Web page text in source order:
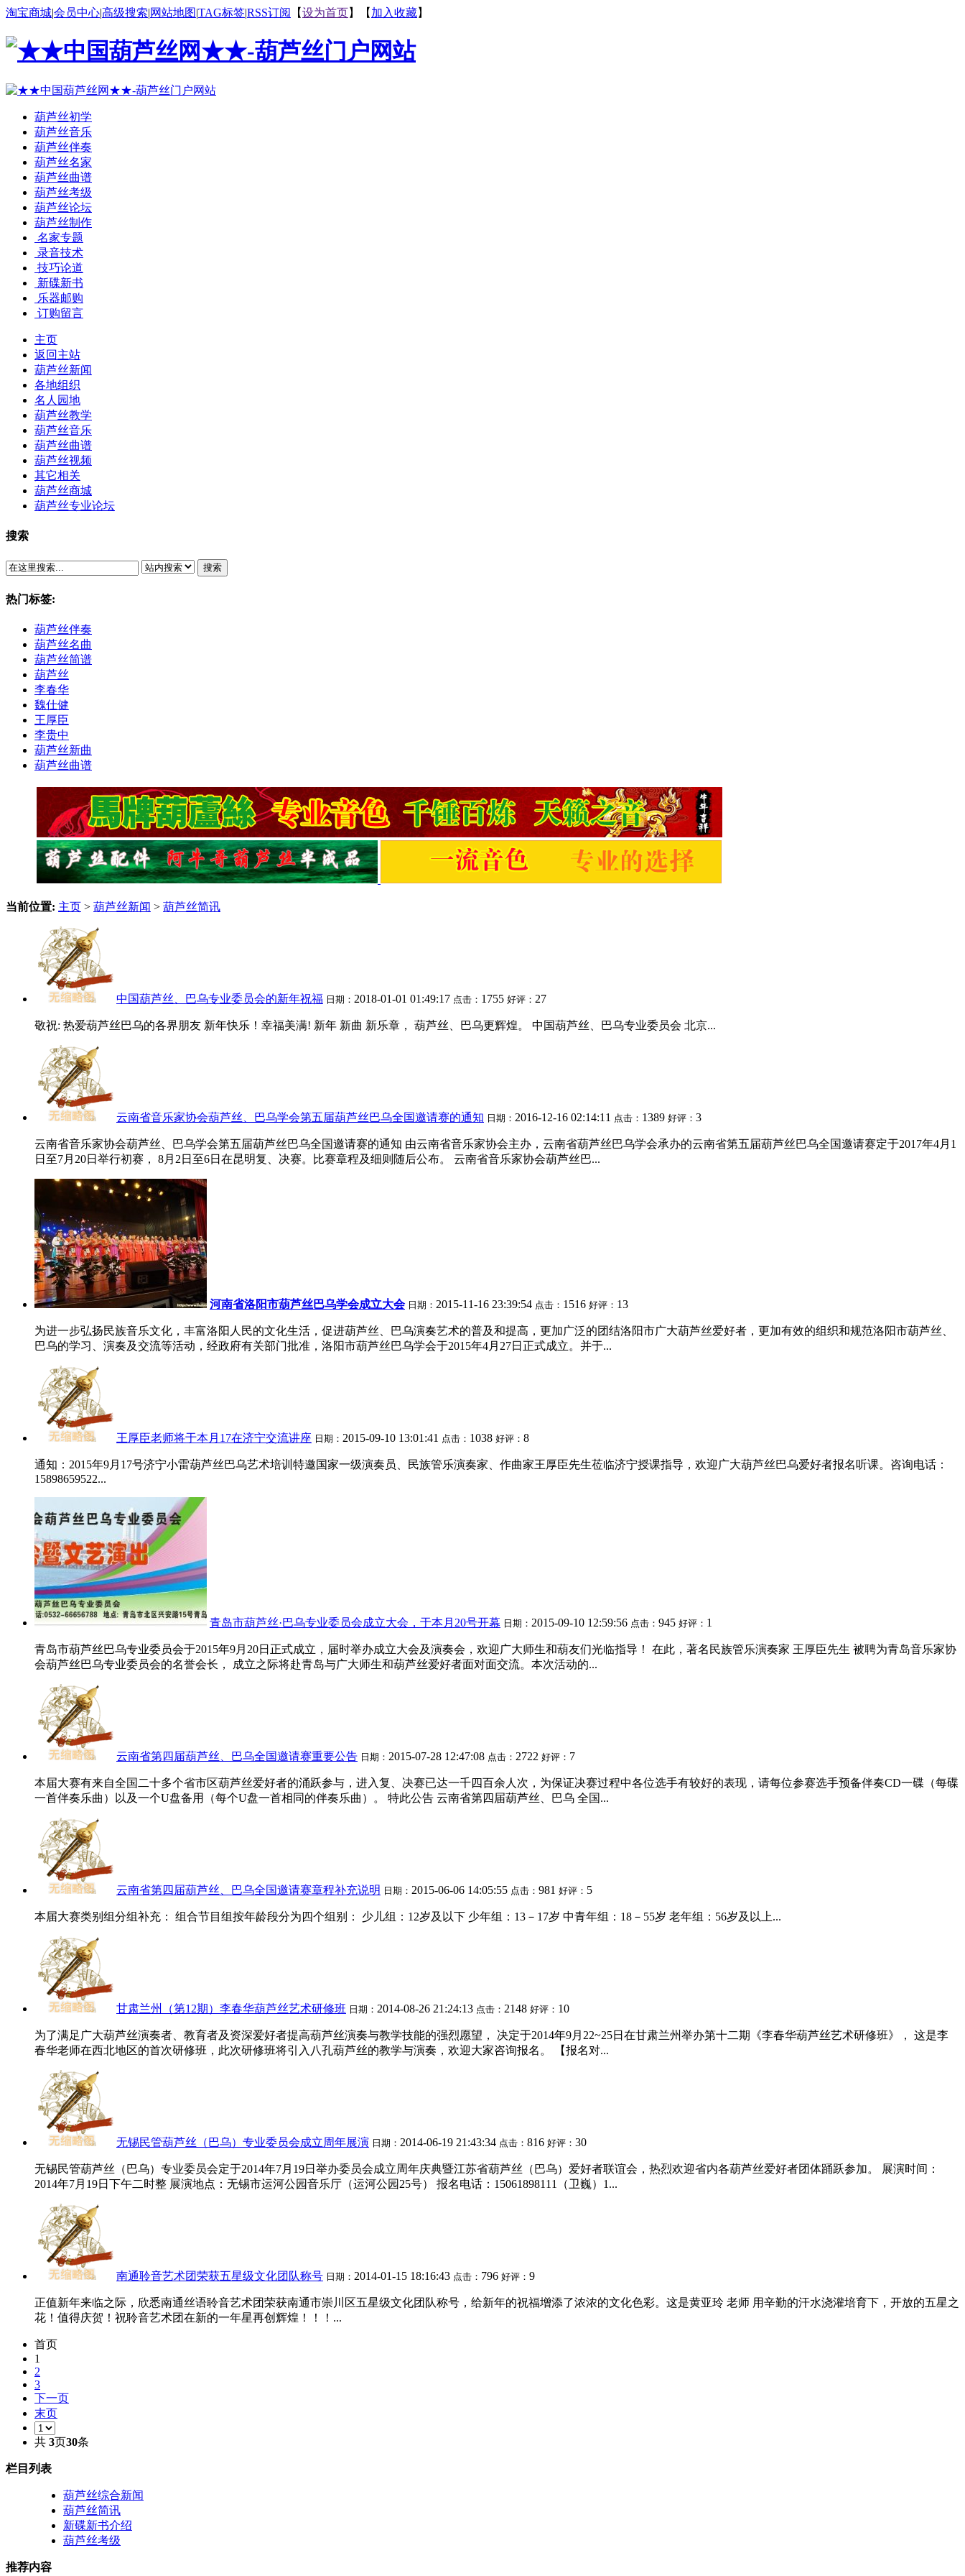
淘宝商城|会员中心|高级搜索|网站地图|TAG标签|RSS订阅 【设为首页】【 加入收藏】
葫芦丝初学
葫芦丝音乐
葫芦丝伴奏
葫芦丝名家
葫芦丝曲谱
葫芦丝考级
葫芦丝论坛
葫芦丝制作
名家专题
录音技术
技巧论道
新碟新书
乐器邮购
订购留言
主页
返回主站
葫芦丝新闻
各地组织
名人园地
葫芦丝教学
葫芦丝音乐
葫芦丝曲谱
葫芦丝视频
其它相关
葫芦丝商城
葫芦丝专业论坛
搜索
搜索
热门标签:
葫芦丝伴奏
葫芦丝名曲
葫芦丝简谱
葫芦丝
李春华
魏仕健
王厚臣
李贵中
葫芦丝新曲
葫芦丝曲谱
当前位置: 主页 > 葫芦丝新闻 > 葫芦丝简讯
中国葫芦丝、巴乌专业委员会的新年祝福 日期： 2018-01-01 01:49:17 点击： 1755 好评： 27
敬祝: 热爱葫芦丝巴乌的各界朋友 新年快乐！幸福美满! 新年 新曲 新乐章， 葫芦丝、巴乌更辉煌。 中国葫芦丝、巴乌专业委员会 北京...
云南省音乐家协会葫芦丝、巴乌学会第五届葫芦丝巴乌全国邀请赛的通知 日期： 2016-12-16 02:14:11 点击： 1389 好评： 3
云南省音乐家协会葫芦丝、巴乌学会第五届葫芦丝巴乌全国邀请赛的通知 由云南省音乐家协会主办，云南省葫芦丝巴乌学会承办的云南省第五届葫芦丝巴乌全国邀请赛定于2017年4月1
日至7月20日举行初赛， 8月2日至6日在昆明复、决赛。比赛章程及细则随后公布。 云南省音乐家协会葫芦丝巴...
河南省洛阳市葫芦丝巴乌学会成立大会 日期： 2015-11-16 23:39:54 点击： 1516 好评： 13
为进一步弘扬民族音乐文化，丰富洛阳人民的文化生活，促进葫芦丝、巴乌演奏艺术的普及和提高，更加广泛的团结洛阳市广大葫芦丝爱好者，更加有效的组织和规范洛阳市葫芦丝、
巴乌的学习、演奏及交流等活动，经政府有关部门批准，洛阳市葫芦丝巴乌学会于2015年4月27日正式成立。并于...
王厚臣老师将于本月17在济宁交流讲座 日期： 2015-09-10 13:01:41 点击： 1038 好评： 8
通知：2015年9月17号济宁小雷葫芦丝巴乌艺术培训特邀国家一级演奏员、民族管乐演奏家、作曲家王厚臣先生莅临济宁授课指导，欢迎广大葫芦丝巴乌爱好者报名听课。咨询电话：
15898659522...
青岛市葫芦丝·巴乌专业委员会成立大会，于本月20号开幕 日期： 2015-09-10 12:59:56 点击： 945 好评： 1
青岛市葫芦丝巴乌专业委员会于2015年9月20日正式成立，届时举办成立大会及演奏会，欢迎广大师生和葫友们光临指导！ 在此，著名民族管乐演奏家 王厚臣先生 被聘为青岛音乐家协
会葫芦丝巴乌专业委员会的名誉会长， 成立之际将赴青岛与广大师生和葫芦丝爱好者面对面交流。本次活动的...
云南省第四届葫芦丝、巴乌全国邀请赛重要公告 日期： 2015-07-28 12:47:08 点击： 2722 好评： 7
本届大赛有来自全国二十多个省市区葫芦丝爱好者的涌跃参与，进入复、决赛已达一千四百余人次，为保证决赛过程中各位选手有较好的表现，请每位参赛选手预备伴奏CD一碟（每碟
一首伴奏乐曲）以及一个U盘备用（每个U盘一首相同的伴奏乐曲）。 特此公告 云南省第四届葫芦丝、巴乌 全国...
云南省第四届葫芦丝、巴乌全国邀请赛章程补充说明 日期： 2015-06-06 14:05:55 点击： 981 好评： 5
本届大赛类别组分组补充： 组合节目组按年龄段分为四个组别： 少儿组：12岁及以下 少年组：13－17岁 中青年组：18－55岁 老年组：56岁及以上...
甘肃兰州（第12期）李春华葫芦丝艺术研修班 日期： 2014-08-26 21:24:13 点击： 2148 好评： 10
为了满足广大葫芦丝演奏者、教育者及资深爱好者提高葫芦丝演奏与教学技能的强烈愿望， 决定于2014年9月22~25日在甘肃兰州举办第十二期《李春华葫芦丝艺术研修班》， 这是李
春华老师在西北地区的首次研修班，此次研修班将引入八孔葫芦丝的教学与演奏，欢迎大家咨询报名。 【报名对...
无锡民管葫芦丝（巴乌）专业委员会成立周年展演 日期： 2014-06-19 21:43:34 点击： 816 好评： 30
无锡民管葫芦丝（巴乌）专业委员会定于2014年7月19日举办委员会成立周年庆典暨江苏省葫芦丝（巴乌）爱好者联谊会，热烈欢迎省内各葫芦丝爱好者团体踊跃参加。 展演时间：
2014年7月19日下午二时整 展演地点：无锡市运河公园音乐厅（运河公园25号） 报名电话：15061898111（卫巍）1...
南通聆音艺术团荣获五星级文化团队称号 日期： 2014-01-15 18:16:43 点击： 796 好评： 9
正值新年来临之际，欣悉南通丝语聆音艺术团荣获南通市崇川区五星级文化团队称号，给新年的祝福增添了浓浓的文化色彩。这是黄亚玲 老师 用辛勤的汗水浇灌培育下，开放的五星之
花！值得庆贺！祝聆音艺术团在新的一年星再创辉煌！！！...
首页
1
2
3
下一页
末页
共 3页30条
栏目列表
葫芦丝综合新闻
葫芦丝简讯
新碟新书介绍
葫芦丝考级
推荐内容